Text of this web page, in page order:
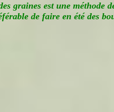
graines est une méthode
de faire en été des